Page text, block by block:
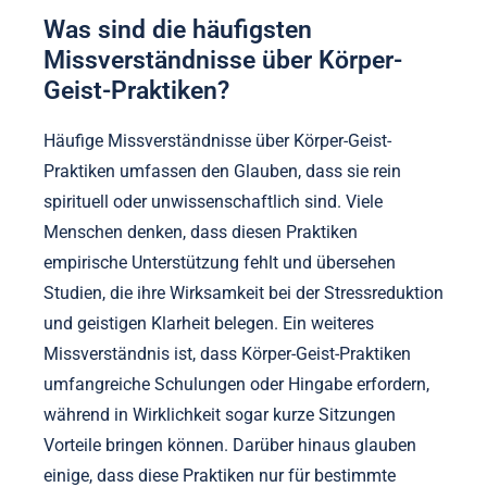
verbessern. Techniken wie Meditation, Yoga und
Atemarbeit fördern geistige Klarheit und
körperliches Wohlbefinden, die für effektive Bio-
Praktiken unterstützen die Stressreduktion,
verbessern den Fokus und optimieren die
Körperfunktionen, was mit den Grundprinzipien des
Bio-Hackings übereinstimmt. Durch die Nutzung
dieser alten Methoden können Einzelpersonen einen
ganzheitlicheren Ansatz zur Verbesserung ihrer
körperlichen und geistigen Fähigkeiten erreichen.
Was sind die häufigsten
Missverständnisse über Körper-
Geist-Praktiken?